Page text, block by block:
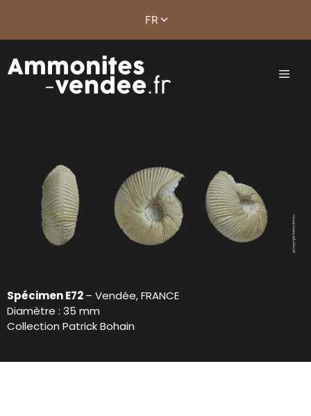
Spécimen E72– Vendée, FRANCE
Diamètre : 35 mm
Collection Patrick Bohain